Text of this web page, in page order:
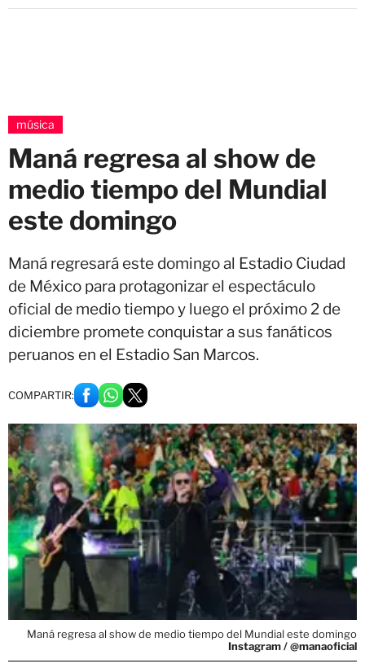
música
Maná regresa al show de
medio tiempo del Mundial
este domingo
Maná regresará este domingo al Estadio Ciudad
de México para protagonizar el espectáculo
oficial de medio tiempo y luego el próximo 2 de
diciembre promete conquistar a sus fanáticos
peruanos en el Estadio San Marcos.
COMPARTIR:
Maná regresa al show de medio tiempo del Mundial este domingo
Instagram / @manaoficial